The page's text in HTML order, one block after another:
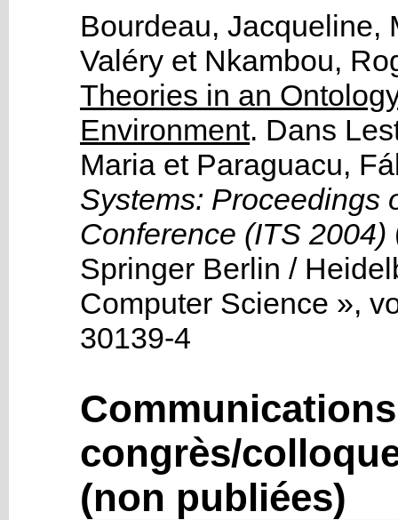
Bourdeau, Jacqueline,
Valéry et Nkambou,
Theories in an
Environment. Dans
Maria et Paraguacu,
Systems: Proceedings
Conference (ITS 2004)
Springer Berlin /
Computer Science »,
30139-4
congrès/
(non publiées)